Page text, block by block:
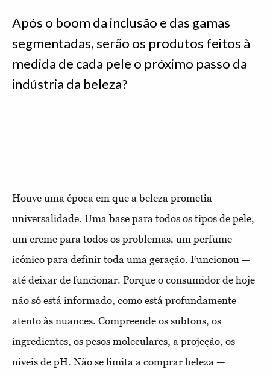
Após o boom da inclusão e das gamas
segmentadas, serão os produtos feitos à
medida de cada pele o próximo passo da
indústria da beleza?
Houve uma época em que a beleza prometia
universalidade. Uma base para todos os tipos de pele,
um creme para todos os problemas, um perfume
icónico para definir toda uma geração. Funcionou —
até deixar de funcionar. Porque o consumidor de hoje
não só está informado, como está profundamente
atento às nuances. Compreende os subtons, os
ingredientes, os pesos moleculares, a projeção, os
níveis de pH. Não se limita a comprar beleza —